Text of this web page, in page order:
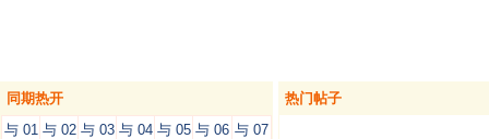
同期热开
与 01 与 02 与 03 与 04 与 05 与 06 与 07
热门帖子